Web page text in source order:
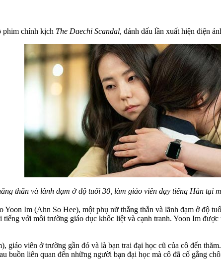
phim chính kịch The Daechi Scandal, đánh dấu lần xuất hiện điện
thắn và lãnh đạm ở độ tuổi 30, làm giáo viên dạy tiếng Hàn
Yoon Im (Ahn So Hee), một phụ nữ thẳng thắn và lãnh đạm ở độ
với môi trường giáo dục khốc liệt và cạnh tranh. Yoon Im
giáo viên ở trường gần đó và là bạn trai đại học cũ của cô đến
buồn liên quan đến những người bạn đại học mà cô đã cố gắng